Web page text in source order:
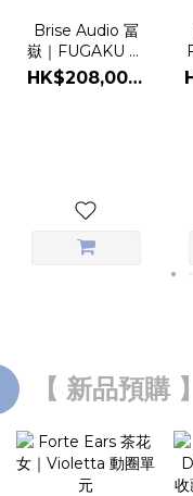
Brise Audio 冨
嶽｜FUGAKU 十
周年紀念版旗艦
便攜式音響系統
HK$208,000.00
【 新品預購 】